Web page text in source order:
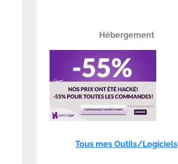
Hébergement
Tous mes Outils/Logiciels